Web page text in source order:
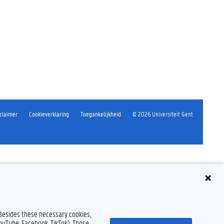
Cookieverklaring Toegankelijkheid © 2026 Universiteit Gent
these necessary cookies,